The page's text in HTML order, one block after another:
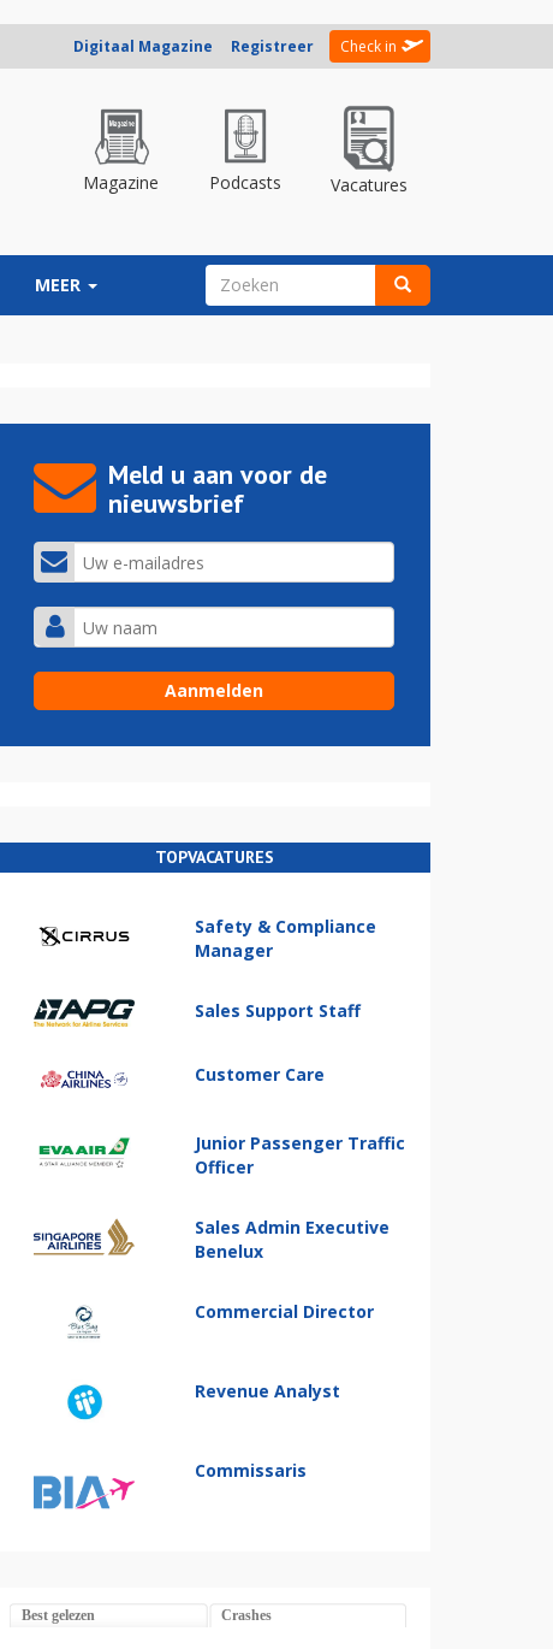
Digitaal Magazine Registreer Check in
Magazine Podcasts Vacatures
MEER ZOEKVELD
Meld u aan voor de
nieuwsbrief
TOPVACATURES
Safety & Compliance
Manager
Sales Support Staff
Customer Care
Junior Passenger Traffic
Officer
Sales Admin Executive
Benelux
Commercial Director
Revenue Analyst
Commissaris
Best gelezen Crashes